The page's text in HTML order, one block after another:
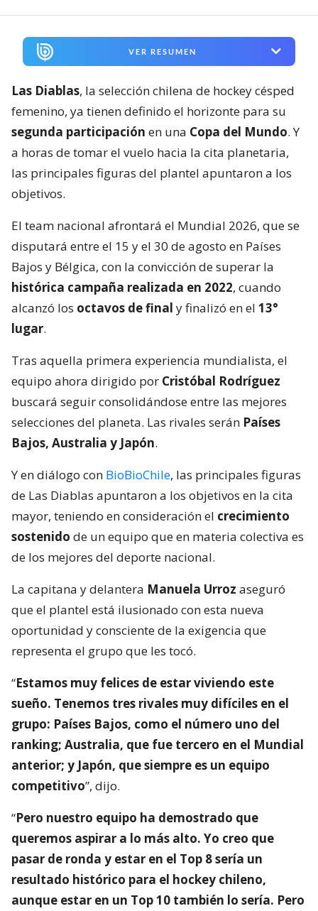
VER RESUMEN
Las Diablas, la selección chilena de hockey césped
femenino, ya tienen definido el horizonte para su
segunda participación en una Copa del Mundo. Y
a horas de tomar el vuelo hacia la cita planetaria,
las principales figuras del plantel apuntaron a los
objetivos.
El team nacional afrontará el Mundial 2026, que se
disputará entre el 15 y el 30 de agosto en Países
Bajos y Bélgica, con la convicción de superar la
histórica campaña realizada en 2022, cuando
alcanzó los octavos de final y finalizó en el 13°
lugar.
Tras aquella primera experiencia mundialista, el
equipo ahora dirigido por Cristóbal Rodríguez
buscará seguir consolidándose entre las mejores
selecciones del planeta. Las rivales serán Países
Bajos, Australia y Japón.
Y en diálogo con BioBioChile, las principales figuras
de Las Diablas apuntaron a los objetivos en la cita
mayor, teniendo en consideración el crecimiento
sostenido de un equipo que en materia colectiva es
de los mejores del deporte nacional.
La capitana y delantera Manuela Urroz aseguró
que el plantel está ilusionado con esta nueva
oportunidad y consciente de la exigencia que
representa el grupo que les tocó.
“Estamos muy felices de estar viviendo este
sueño. Tenemos tres rivales muy difíciles en el
grupo: Países Bajos, como el número uno del
ranking; Australia, que fue tercero en el Mundial
anterior; y Japón, que siempre es un equipo
competitivo”, dijo.
“Pero nuestro equipo ha demostrado que
queremos aspirar a lo más alto. Yo creo que
pasar de ronda y estar en el Top 8 sería un
resultado histórico para el hockey chileno,
aunque estar en un Top 10 también lo sería. Pero